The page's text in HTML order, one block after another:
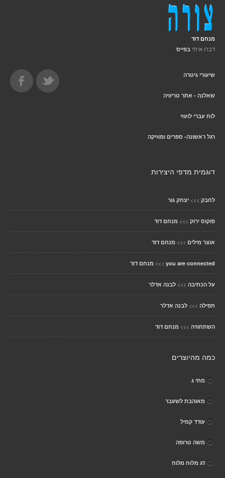
מנחם דוד
דברו איתי בפייס
שיעורי גיטרה
שאלנה - אתר טריוויה
לוח עברי לועזי
רגל ראשונה- ספרים ומוזיקה
דוגמית מדפי היצירות
לחבק >>> יצחק גור
פוקוס ירוק >>> מנחם דוד
אוצר מילים >>> מנחם דוד
you are connected
>>> מנחם דוד
על הכתיבה >>> לבנה אדלר
תפילה >>> לבנה אדלר
השתחוויה >>> מנחם דוד
כמה מהיוצרים
מתי ג
מאוהבת לשעבר
עודד קמיל
משה טרופה
דג מלוח מלוח